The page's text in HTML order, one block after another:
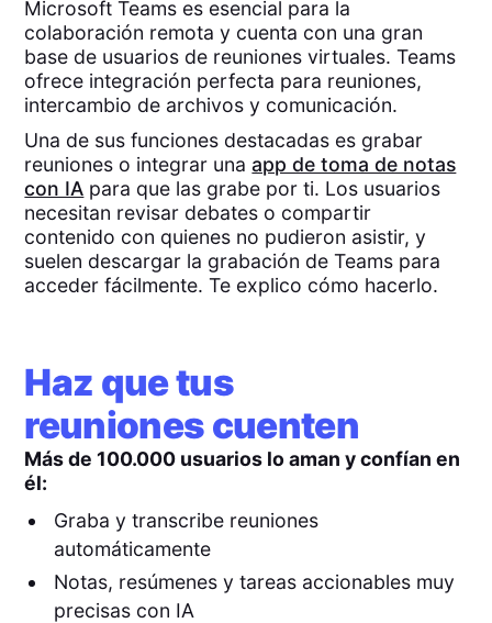
Microsoft Teams es esencial para la
colaboración remota y cuenta con una gran
base de usuarios de reuniones virtuales. Teams
ofrece integración perfecta para reuniones,
intercambio de archivos y comunicación.
Una de sus funciones destacadas es grabar
reuniones o integrar unaapp de toma de notas
con IA para que las grabe por ti. Los usuarios
necesitan revisar debates o compartir
contenido con quienes no pudieron asistir, y
suelen descargar la grabación de Teams para
acceder fácilmente. Te explico cómo hacerlo.
Haz que tus
reuniones cuenten
Más de 100.000 usuarios lo aman y confían en
él:
Graba y transcribe reuniones
automáticamente
Notas, resúmenes y tareas accionables muy
precisas con IA